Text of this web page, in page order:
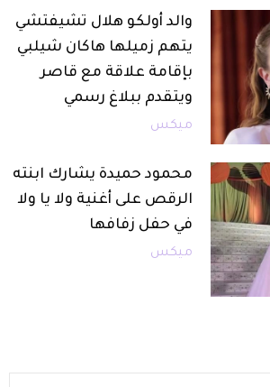
والد أولكو هلال تشيفتشي
يتهم زميلها هاكان شيلبي
بإقامة علاقة مع قاصر
ويتقدم ببلاغ رسمي
ميكس
محمود حميدة يشارك ابنته
الرقص على أغنية ولا يا ولا
في حفل زفافها
ميكس